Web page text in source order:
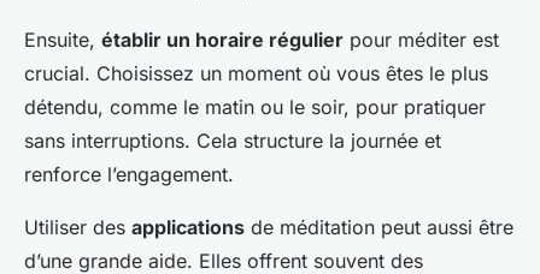
Ensuite, établir un horaire régulier pour méditer est
crucial. Choisissez un moment où vous êtes le plus
détendu, comme le matin ou le soir, pour pratiquer
sans interruptions. Cela structure la journée et
renforce l’engagement.
Utiliser des applications de méditation peut aussi être
d’une grande aide. Elles offrent souvent des